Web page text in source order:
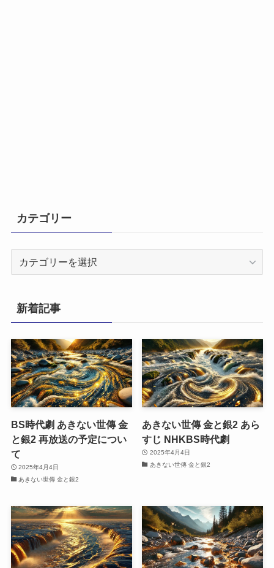
カテゴリー
リ
ー
新着記事
BS時代劇 あきない世傳 金
と銀2 再放送の予定につい
て
2025年4月4日
あきない世傳 金と銀2
あきない世傳 金と銀2 あら
すじ NHKBS時代劇
2025年4月4日
あきない世傳 金と銀2